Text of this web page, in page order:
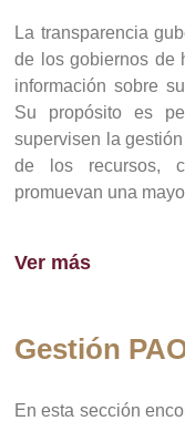
La transparencia
de los gobiernos de
información sobre
Su propósito es
supervisen la
de los recursos,
promuevan una
Ver más
Gestión
En esta sección